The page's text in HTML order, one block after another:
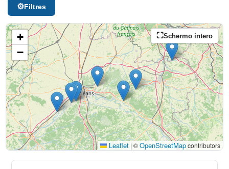
Filtres
Schermo intero
+
−
Leaflet | ©OpenStreetMapcontributors